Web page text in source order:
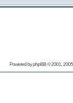
Powered byphpBB© 2001,